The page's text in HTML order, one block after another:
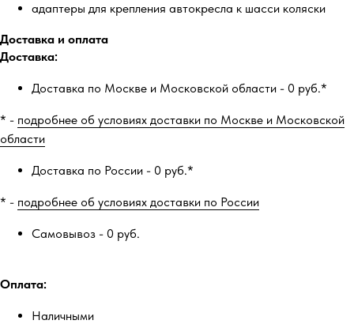
адаптеры для крепления автокресла к шасси коляски
Доставка и оплата
Доставка:
Доставка по Москве и Московской области - 0 руб.*
* - подробнее об условиях доставки по Москве и Московской
области
Доставка по России - 0 руб.*
* - подробнее об условиях доставки по России
Самовывоз - 0 руб.
Оплата:
Наличными